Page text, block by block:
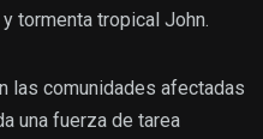
tormenta tropical John.
las comunidades afectadas
una fuerza de tarea